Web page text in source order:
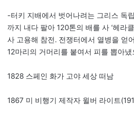
-터키 지배에서 벗어나려는 그리스 독
까지 내다 팔아 120톤의 배를 사 ‘헤라
사 고용해 참전. 전쟁터에서 열병을 얻
12마리의 거머리를 붙여서 피를 뽑아
1828 스페인 화가 고야 세상 떠남
1867 미 비행기 제작자 윌버 라이트